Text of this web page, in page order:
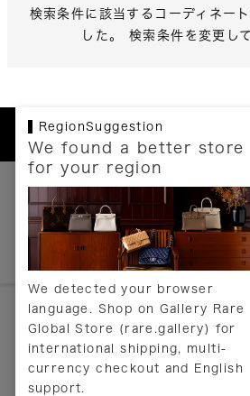
検索条件に該当するコーディネー
した。 検索条件を変更し
RegionSuggestion
We found a better store
for your region
We detected your browser
language. Shop on Gallery Rare
Global Store (rare.gallery) for
international shipping, multi-
currency checkout and English
support.
お支払いについて
配送について
送料について
返品について
ヘルプ
お問い合わせ